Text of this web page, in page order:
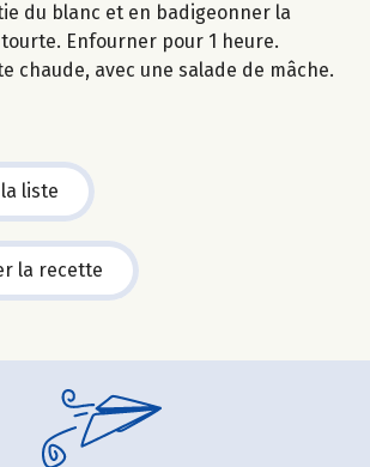
du blanc et en badigeonner la
Enfourner pour 1 heure.
chaude, avec une salade de mâche.
liste
la recette